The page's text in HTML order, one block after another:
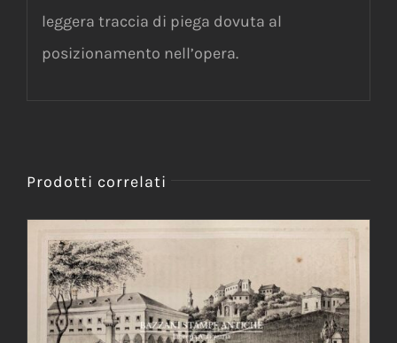
leggera traccia di piega dovuta al
posizionamento nell’opera.
Prodotti correlati